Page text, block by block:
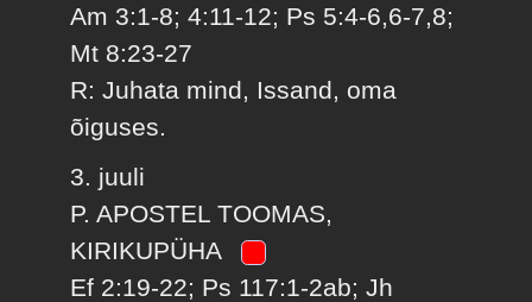
Am 3:1-8; 4:11-12; Ps 5:4-6,6-7,8;
Mt 8:23-27
R: Juhata mind, Issand, oma
õiguses.
3. juuli
P. APOSTEL TOOMAS,
KIRIKUPÜHA
Ef 2:19-22; Ps 117:1-2ab; Jh